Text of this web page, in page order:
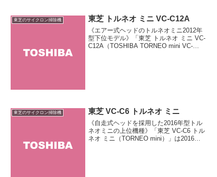
東芝のサイクロン掃除機 東芝 トルネオ ミニ VC-C12A
《エアー式ヘッドのトルネオミニ2012年
型下位モデル》「東芝 トルネオ ミニ VC-
C12A（TOSHIBA TORNEO mini VC-
東芝のサイクロン掃除機 東芝 VC-C6 トルネオ ミニ
《自走式ヘッドを採用した2016年型トル
ネオミニの上位機種》「東芝 VC-C6 トル
ネオ ミニ（TORNEO mini）」は2016年